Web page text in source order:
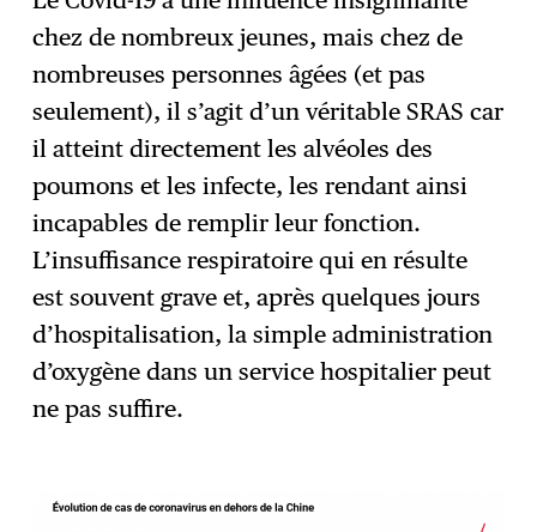
chez de nombreux jeunes, mais chez de
nombreuses personnes âgées (et pas
seulement), il s’agit d’un véritable SRAS car
il atteint directement les alvéoles des
poumons et les infecte, les rendant ainsi
incapables de remplir leur fonction.
L’insuffisance respiratoire qui en résulte
est souvent grave et, après quelques jours
d’hospitalisation, la simple administration
d’oxygène dans un service hospitalier peut
ne pas suffire.